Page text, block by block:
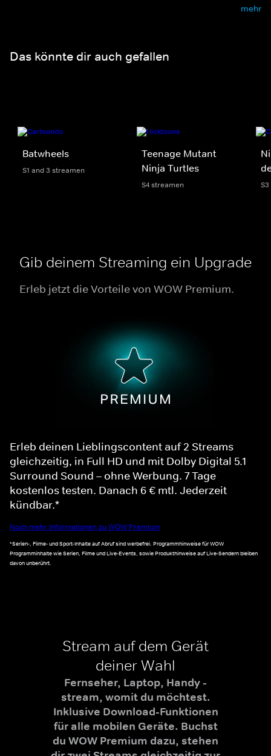
mehr
Das könnte dir auch gefallen
Batwheels
S1 and 3 streamen
Teenage Mutant
Ninja Turtles
S4 streamen
Gib deinem Streaming ein Upgrade
Erleb jetzt die Vorteile von WOW Premium.
Erleb deinen Lieblingscontent auf 2 Streams
gleichzeitig, in Full HD und mit Dolby Digital 5.1
Surround Sound – ohne Werbung. 7 Tage
kostenlos testen. Danach 6 € mtl. Jederzeit
kündbar.*
Noch mehr Informationen zu WOW Premium
*Serien-, Filme- und Sport-Inhalte auf Abruf sind werbefrei. Programmhinweise für WOW
Programminhalte wie Serien, Filme und Live-Events, sowie Produkthinweise auf Live-Sendern bleiben
davon unberührt.
Stream auf dem Gerät
deiner Wahl
Fernseher, Laptop, Handy -
stream, womit du möchtest.
Inklusive Download-Funktionen
für alle mobilen Geräte. Buchst
du WOW Premium dazu, stehen